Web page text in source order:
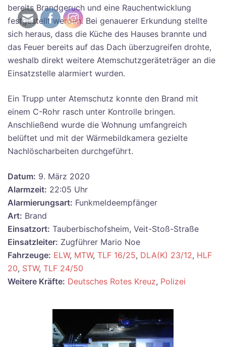
bereits Brandgeruch und eine Rauchentwicklung
festgestellt werden. Bei genauerer Erkundung stellte
sich heraus, dass die Küche des Hauses brannte und
das Feuer bereits auf das Dach überzugreifen drohte,
weshalb direkt weitere Atemschutzgeräteträger an die
Einsatzstelle alarmiert wurden.
Ein Trupp unter Atemschutz konnte den Brand mit
einem C-Rohr rasch unter Kontrolle bringen.
Anschließend wurde die Wohnung umfangreich
belüftet und mit der Wärmebildkamera gezielte
Nachlöscharbeiten durchgeführt.
Datum: 9. März 2020
Alarmzeit: 22:05 Uhr
Alarmierungsart: Funkmeldeempfänger
Art: Brand
Einsatzort: Tauberbischofsheim, Veit-Stoß-Straße
Einsatzleiter: Zugführer Mario Noe
Fahrzeuge: ELW, MTW, TLF 16/25, DLA(K) 23/12, HLF
20, STW, TLF 24/50
Weitere Kräfte: Deutsches Rotes Kreuz, Polizei